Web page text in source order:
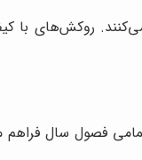
می‌کنند. روکش‌های
فصول سال